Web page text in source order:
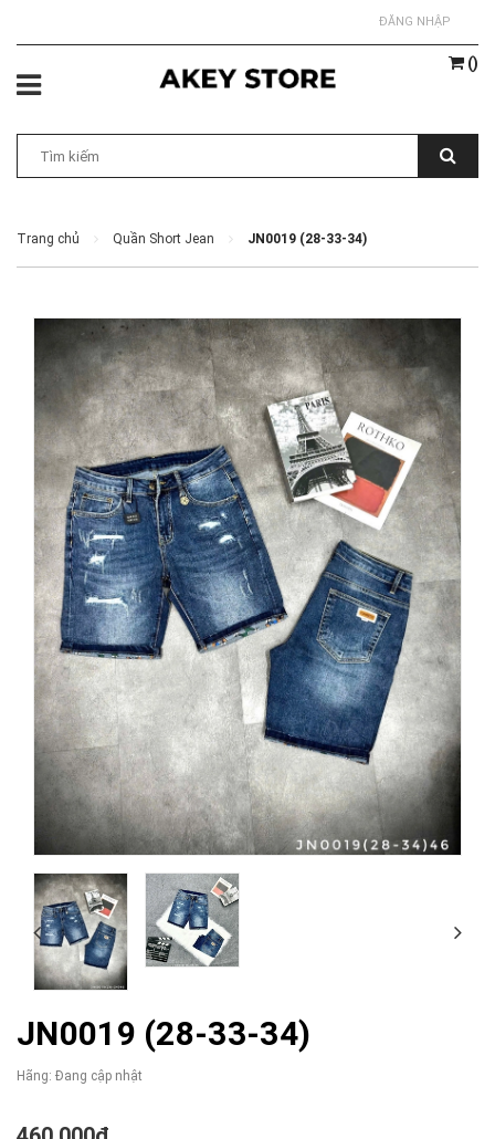
ĐĂNG NHẬP
()
Trang chủ Quần Short Jean JN0019 (28-33-34)
JN0019 (28-33-34)
Hãng: Đang cập nhật